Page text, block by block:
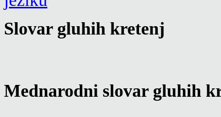
Slovar gluhih kretenj
Mednarodni slovar gluhih